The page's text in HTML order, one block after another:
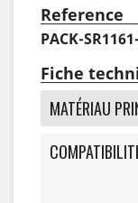
Reference
PACK-
Fiche
MATÉRIAU